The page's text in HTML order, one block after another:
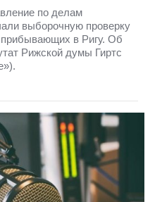
по делам
выборочную проверку
прибывающих в Ригу. Об
Рижской думы Гиртс